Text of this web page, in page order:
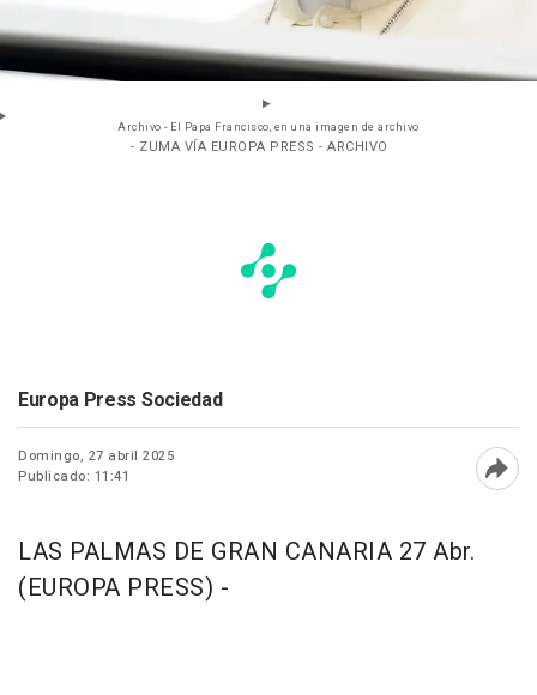
Archivo - El Papa Francisco, en una imagen de archivo
- ZUMA VÍA EUROPA PRESS - ARCHIVO
Europa Press Sociedad
Domingo, 27 abril 2025
Publicado: 11:41
LAS PALMAS DE GRAN CANARIA 27 Abr.
(EUROPA PRESS) -